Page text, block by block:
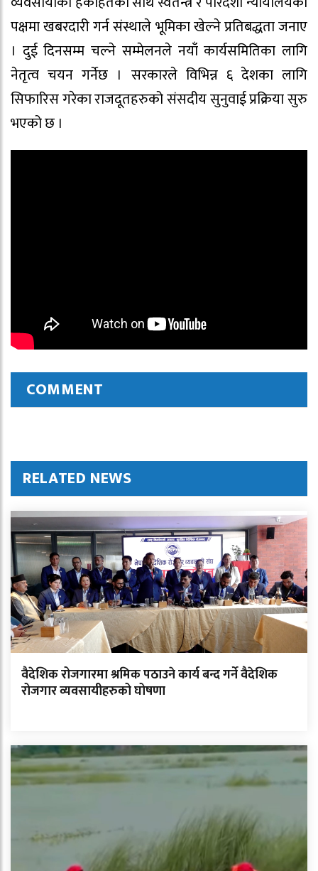
पक्षमा खबरदारी गर्न संस्थाले भूमिका खेल्ने प्रतिबद्धता जनाए
। दुई दिनसम्म चल्ने सम्मेलनले नयाँ कार्यसमितिका लागि
नेतृत्व चयन गर्नेछ । सरकारले विभिन्न ६ देशका लागि
सिफारिस गरेका राजदूतहरुको संसदीय सुनुवाई प्रक्रिया सुरु
भएको छ ।
COMMENT
RELATED NEWS
वैदेशिक रोजगारमा श्रमिक पठाउने कार्य बन्द गर्ने वैदेशिक
रोजगार व्यवसायीहरुको घोषणा